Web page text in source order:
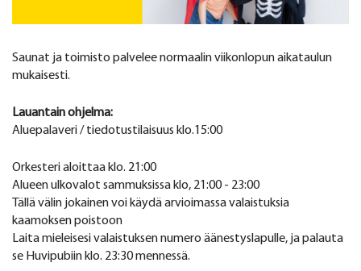
Saunat ja toimisto palvelee normaalin viikonlopun aikataulun
mukaisesti.
Lauantain ohjelma:
Aluepalaveri / tiedotustilaisuus klo.15:00
Orkesteri aloittaa klo. 21:00
Alueen ulkovalot sammuksissa klo, 21:00 - 23:00
Tällä välin jokainen voi käydä arvioimassa valaistuksia
kaamoksen poistoon
Laita mieleisesi valaistuksen numero äänestyslapulle, ja palauta
se Huvipubiin klo. 23:30 mennessä.